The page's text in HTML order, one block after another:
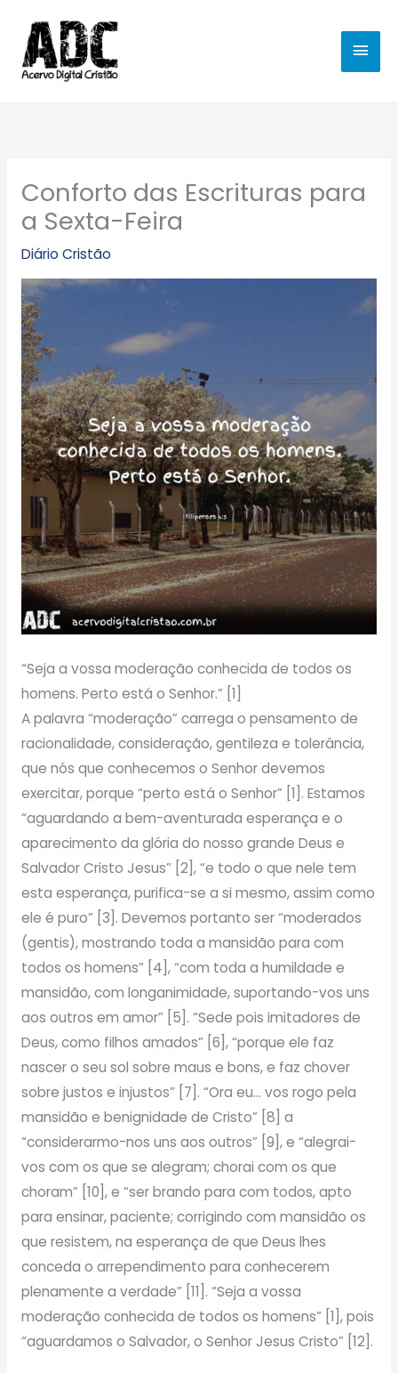
para
conteúdo
Conforto das Escrituras para
a Sexta-Feira
Diário Cristão
“Seja a vossa moderação conhecida de todos os
homens. Perto está o Senhor.” [1]
A palavra “moderação” carrega o pensamento de
racionalidade, consideração, gentileza e tolerância,
que nós que conhecemos o Senhor devemos
exercitar, porque “perto está o Senhor” [1]. Estamos
“aguardando a bem-aventurada esperança e o
aparecimento da glória do nosso grande Deus e
Salvador Cristo Jesus” [2], “e todo o que nele tem
esta esperança, purifica-se a si mesmo, assim como
ele é puro” [3]. Devemos portanto ser “moderados
(gentis), mostrando toda a mansidão para com
todos os homens” [4], “com toda a humildade e
mansidão, com longanimidade, suportando-vos uns
aos outros em amor” [5]. “Sede pois imitadores de
Deus, como filhos amados” [6], “porque ele faz
nascer o seu sol sobre maus e bons, e faz chover
sobre justos e injustos” [7]. “Ora eu… vos rogo pela
mansidão e benignidade de Cristo” [8] a
“considerarmo-nos uns aos outros” [9], e “alegrai-
vos com os que se alegram; chorai com os que
choram” [10], e “ser brando para com todos, apto
para ensinar, paciente; corrigindo com mansidão os
que resistem, na esperança de que Deus lhes
conceda o arrependimento para conhecerem
plenamente a verdade” [11]. “Seja a vossa
moderação conhecida de todos os homens” [1], pois
“aguardamos o Salvador, o Senhor Jesus Cristo” [12].